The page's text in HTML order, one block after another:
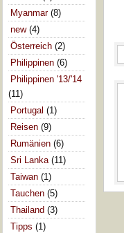
Myanmar(8)
new(4)
Österreich (2)
Philippinen (6)
Philippinen '13/'14
(11)
Portugal (1)
Reisen (9)
Rumänien (6)
Sri Lanka (11)
Taiwan (1)
Tauchen (5)
Thailand (3)
Tipps (1)